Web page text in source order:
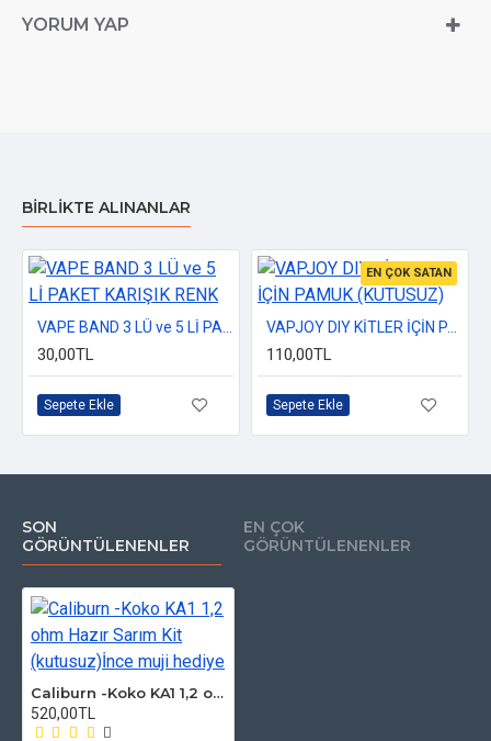
YORUM YAP
BIRLIKTE ALINANLAR
30,00TL
Sepete Ekle
EN ÇOK SATAN
VAPJOY DIY KİTLER İÇİN PAMUK (KUTUSUZ)
110,00TL
Sepete Ekle
SON
GÖRÜNTÜLENENLER
EN ÇOK
GÖRÜNTÜLENENLER
Caliburn -Koko KA1 1,2 ohm Hazır Sarım Kit (kutusuz)İnce muji hediye
520,00TL